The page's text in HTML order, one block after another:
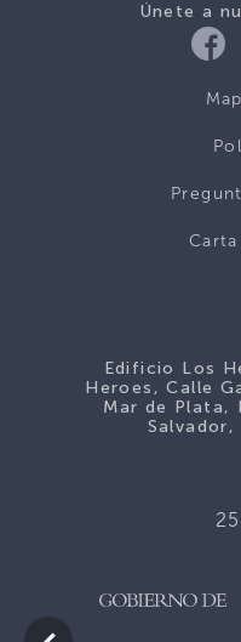
Únete a
Edificio Los
Heroes, Calle
Mar de Plata,
Salvador,